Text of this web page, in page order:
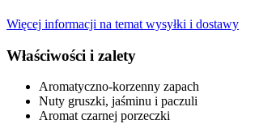
Więcej informacji na temat wysyłki i dostawy
Właściwości i zalety
Aromatyczno-korzenny zapach
Nuty gruszki, jaśminu i paczuli
Aromat czarnej porzeczki